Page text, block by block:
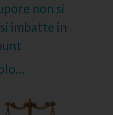
non si
imbatte in